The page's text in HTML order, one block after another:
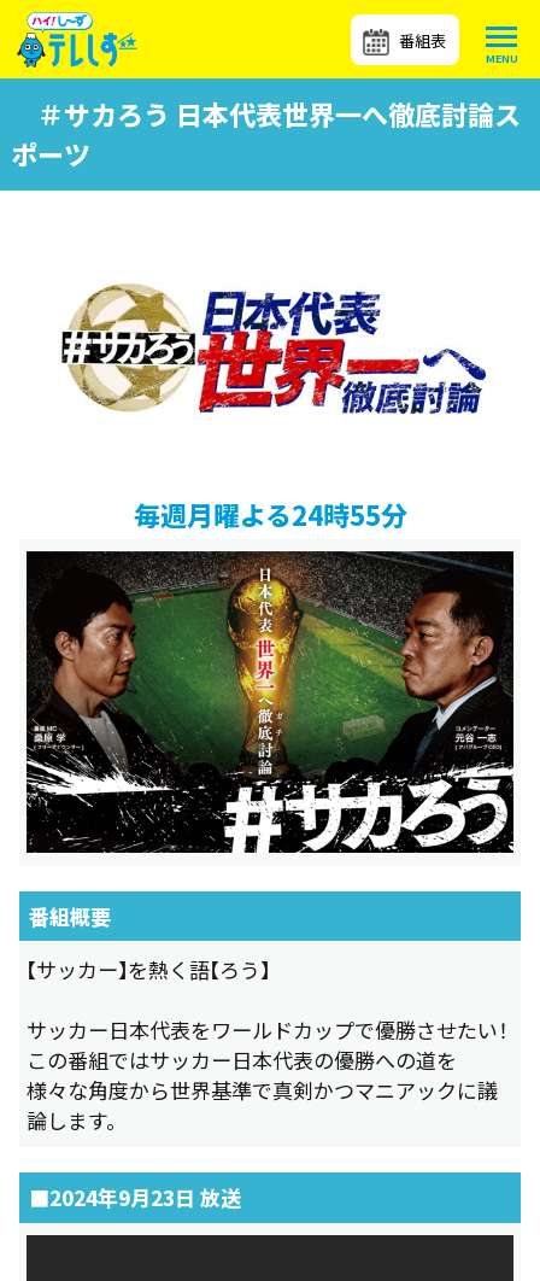
番組表
＃サカろう 日本代表世界一へ徹底討論ス
ポーツ
毎週月曜よる24時55分
番組概要
【サッカー】を熱く語【ろう】
サッカー日本代表をワールドカップで優勝させたい！
この番組ではサッカー日本代表の優勝への道を
様々な角度から世界基準で真剣かつマニアックに議
論します。
■2024年9月23日 放送